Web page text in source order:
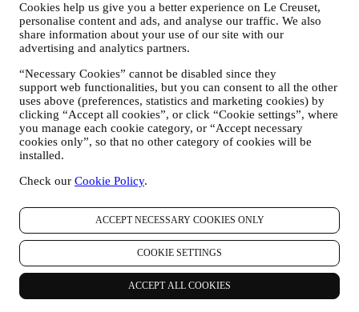
Cookies help us give you a better experience on Le Creuset,
personalise content and ads, and analyse our traffic. We also
share information about your use of our site with our
advertising and analytics partners.
“Necessary Cookies” cannot be disabled since they
support web functionalities, but you can consent to all the other
uses above (preferences, statistics and marketing cookies) by
clicking “Accept all cookies”, or click “Cookie settings”, where
you manage each cookie category, or “Accept necessary
cookies only”, so that no other category of cookies will be
installed.
Check our Cookie Policy.
ACCEPT NECESSARY COOKIES ONLY
COOKIE SETTINGS
ACCEPT ALL COOKIES
en su consentimiento para recibir comunicaciones de
marketing personalizadas de nuestra parte. La opción de
suscripción se puede ejercer en los puntos donde se recopila
información personal seleccionando la casilla de verificación
correspondiente.
Exclusión voluntaria: Puede dejar de recibir nuestras
comunicaciones o actualizaciones de marketing en cualquier
momento, de forma gratuita, a través de los métodos que se
muestran como parte de la comunicación (por ejemplo, para darse de
baja de la newsletter puede hacer clic en el enlace para darse de baja
cualquier caso, si desea poner fin a cualquiera de nuestras
privacy@lecreuset.com. Procesaremos su exclusión lo antes posible,
pero en algunas circunstancias puede recibir algunos mensajes más
hasta que la exclusión se procese por completo.Por favor,
recuerde que no pasamos ni vendemos sus datos de contacto y
otros datos personales a otras empresas para sus fines de